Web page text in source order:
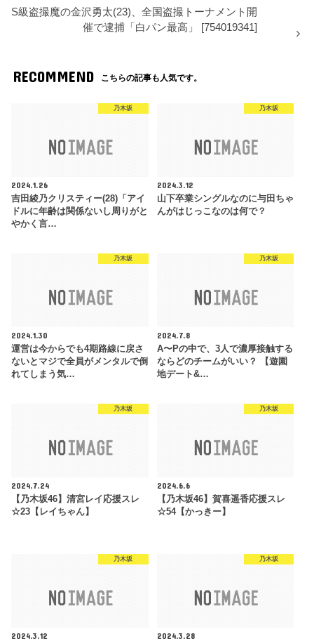
S級盗撮魔の金沢勇太(23)、全国盗撮トーナメント開
催で逮捕「白パン最高」 [754019341]
RECOMMEND こちらの記事も人気です。
乃木坂
2024.1.26
吉田綾乃クリスティー(28)「アイ
ドルに年齢は関係ないし周りがと
やかく言…
乃木坂
2024.3.12
山下卒業シングルなのに与田ちゃ
んがはじっこなのは何で？
乃木坂
2024.1.30
運営は今からでも4期路線に戻さ
ないとマジで全員がメンタルで倒
れてしまう気…
乃木坂
2024.7.8
A〜Pの中で、3人で濃厚接触する
ならどのチームがいい？ 【遊園
地デート&…
乃木坂
2024.7.24
【乃木坂46】清宮レイ応援スレ
☆23【レイちゃん】
乃木坂
2024.6.6
【乃木坂46】賀喜遥香応援スレ
☆54【かっきー】
乃木坂
2024.3.12
乃木坂
2024.3.28